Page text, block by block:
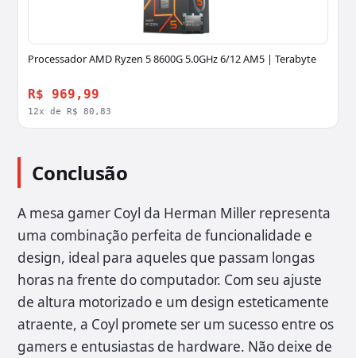
Processador AMD Ryzen 5 8600G 5.0GHz 6/12 AM5 | Terabyte
R$ 969,99
12x de R$ 80,83
Conclusão
A mesa gamer Coyl da Herman Miller representa
uma combinação perfeita de funcionalidade e
design, ideal para aqueles que passam longas
horas na frente do computador. Com seu ajuste
de altura motorizado e um design esteticamente
atraente, a Coyl promete ser um sucesso entre os
gamers e entusiastas de hardware. Não deixe de